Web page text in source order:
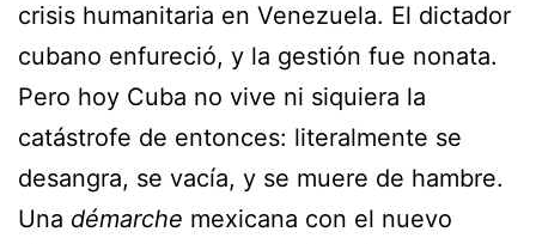
crisis humanitaria en Venezuela. El dictador
cubano enfureció, y la gestión fue nonata.
Pero hoy Cuba no vive ni siquiera la
catástrofe de entonces: literalmente se
desangra, se vacía, y se muere de hambre.
Una démarche mexicana con el nuevo